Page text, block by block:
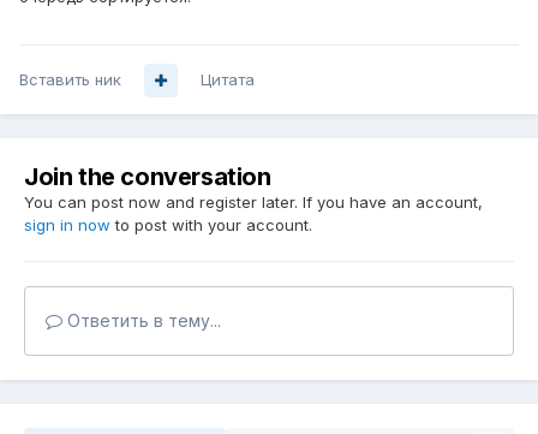
Вставить ник Цитата
Join the conversation
You can post now and register later. If you have an account,
sign in now to post with your account.
Ответить в тему...